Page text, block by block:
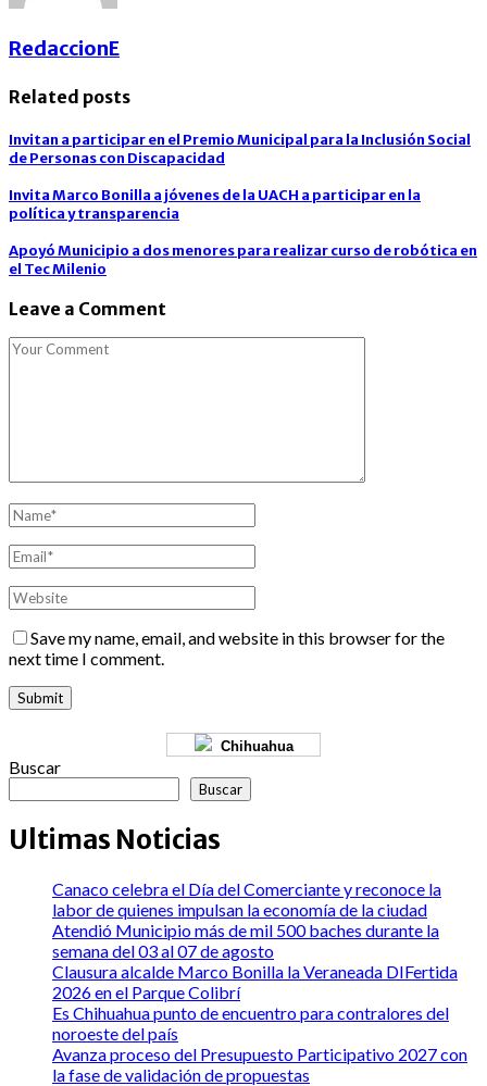
RedaccionE
Related posts
Invitan a participar en el Premio Municipal para la Inclusión Social
de Personas con Discapacidad
Invita Marco Bonilla a jóvenes de la UACH a participar en la
política y transparencia
Apoyó Municipio a dos menores para realizar curso de robótica en
el Tec Milenio
Leave a Comment
Save my name, email, and website in this browser for the
next time I comment.
Chihuahua
Buscar
Buscar
Ultimas Noticias
Canaco celebra el Día del Comerciante y reconoce la
labor de quienes impulsan la economía de la ciudad
Atendió Municipio más de mil 500 baches durante la
semana del 03 al 07 de agosto
Clausura alcalde Marco Bonilla la Veraneada DIFertida
2026 en el Parque Colibrí
Es Chihuahua punto de encuentro para contralores del
noroeste del país
Avanza proceso del Presupuesto Participativo 2027 con
la fase de validación de propuestas